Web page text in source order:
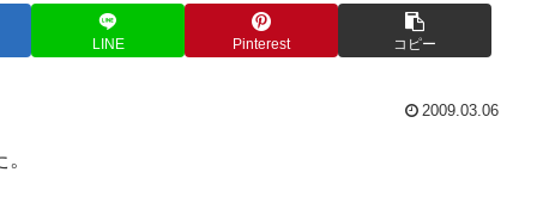
LINE Pinterest コピー
2009.03.06